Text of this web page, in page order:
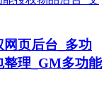
页后台_多功
理_GM多功能